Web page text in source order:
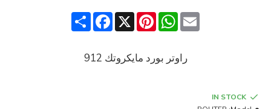
Share
Facebook X
Pinterest
WhatsAppEmail
راوتر بورد مايكروتك 912
IN STOCK